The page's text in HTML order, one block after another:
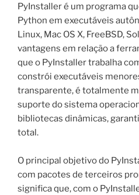
PyInstaller é um programa
Python em executáveis
Linux, Mac OS X, FreeBSD,
vantagens em relação a
que o PyInstaller trabalha
constrói executáveis
transparente, é totalmente
suporte do sistema
bibliotecas dinâmicas,
total.
O principal objetivo do
com pacotes de terceiros
significa que, com o